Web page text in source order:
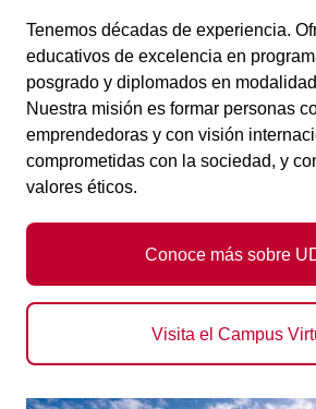
Tenemos décadas de experiencia.
educativos de excelencia en
posgrado y diplomados en
Nuestra misión es formar personas
emprendedoras y con visión
comprometidas con la sociedad, y
valores éticos.
Visita el Campus
Conoce más sobre